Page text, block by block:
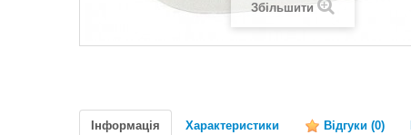
Збільшити
Інформація Характеристики Відгуки (0)